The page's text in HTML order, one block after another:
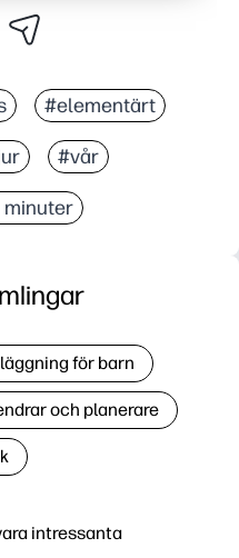
#elementärt
#vår
intressanta
för barn
och planerare